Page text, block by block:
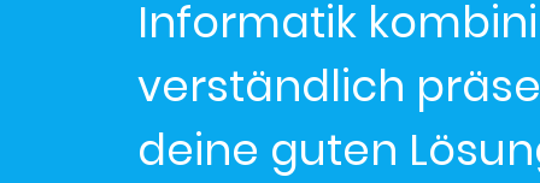
Informatik
verständlich
deine guten